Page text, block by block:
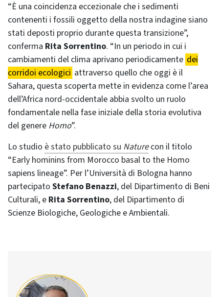
“È una coincidenza eccezionale che i sedimenti
contenenti i fossili oggetto della nostra indagine siano
stati deposti proprio durante questa transizione”,
conferma Rita Sorrentino. “In un periodo in cui i
cambiamenti del clima aprivano periodicamente dei
corridoi ecologici attraverso quello che oggi è il
Sahara, questa scoperta mette in evidenza come l’area
dell’Africa nord-occidentale abbia svolto un ruolo
fondamentale nella fase iniziale della storia evolutiva
del genere Homo”.
Lo studio è stato pubblicato su Nature con il titolo
“Early hominins from Morocco basal to the Homo
sapiens lineage”. Per l’Università di Bologna hanno
partecipato Stefano Benazzi, del Dipartimento di Beni
Culturali, e Rita Sorrentino, del Dipartimento di
Scienze Biologiche, Geologiche e Ambientali.